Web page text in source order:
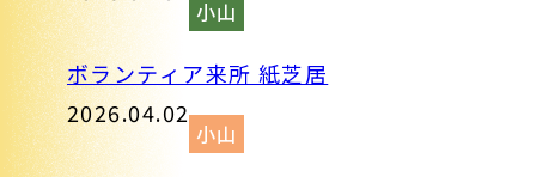
小山
ボランティア来所 紙芝居
2026.04.02
小山